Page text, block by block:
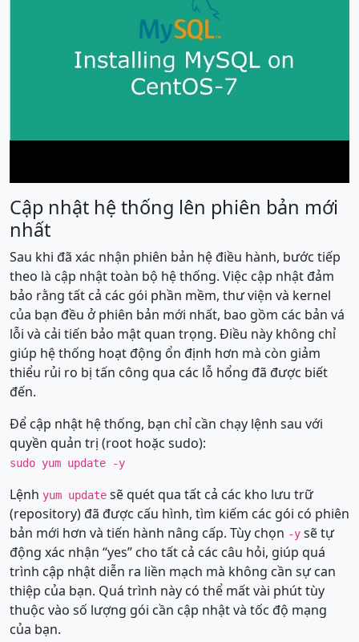
Cập nhật hệ thống lên phiên bản mới
nhất
Sau khi đã xác nhận phiên bản hệ điều hành, bước tiếp
theo là cập nhật toàn bộ hệ thống. Việc cập nhật đảm
bảo rằng tất cả các gói phần mềm, thư viện và kernel
của bạn đều ở phiên bản mới nhất, bao gồm các bản vá
lỗi và cải tiến bảo mật quan trọng. Điều này không chỉ
giúp hệ thống hoạt động ổn định hơn mà còn giảm
thiểu rủi ro bị tấn công qua các lỗ hổng đã được biết
đến.
Để cập nhật hệ thống, bạn chỉ cần chạy lệnh sau với
quyền quản trị (root hoặc sudo):
sudo yum update -y
Lệnh yum update sẽ quét qua tất cả các kho lưu trữ
(repository) đã được cấu hình, tìm kiếm các gói có phiên
bản mới hơn và tiến hành nâng cấp. Tùy chọn -y sẽ tự
động xác nhận “yes” cho tất cả các câu hỏi, giúp quá
trình cập nhật diễn ra liền mạch mà không cần sự can
thiệp của bạn. Quá trình này có thể mất vài phút tùy
thuộc vào số lượng gói cần cập nhật và tốc độ mạng
của bạn.